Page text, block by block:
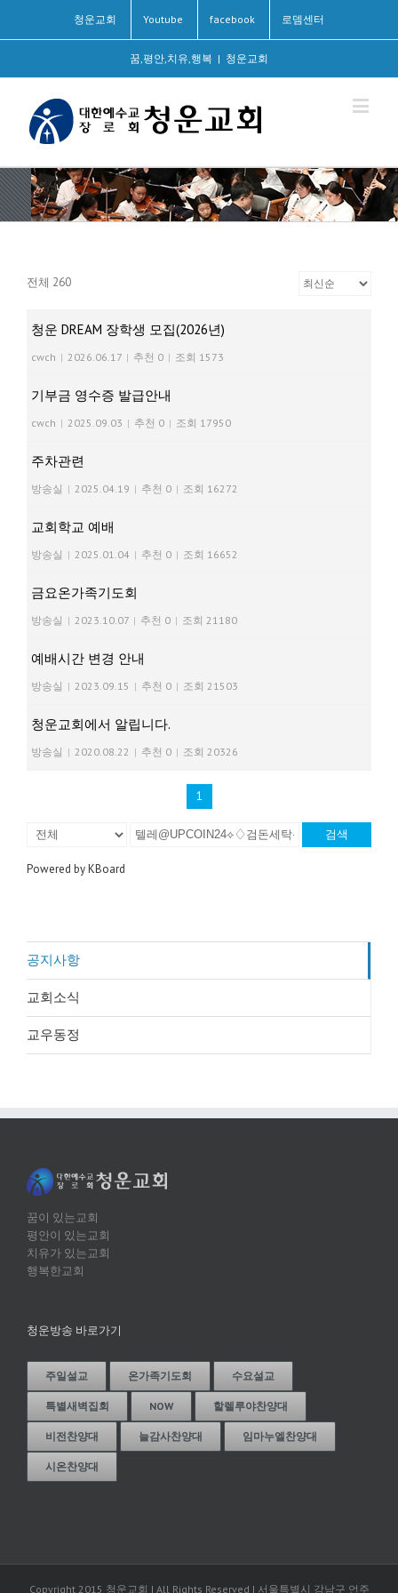
청운교회 Youtube facebook 로뎀센터
꿈,평안,치유,행복 | 청운교회
전체 260
청운 DREAM 장학생 모집(2026년)
cwch | 2026.06.17 | 추천 0 | 조회 1573
기부금 영수증 발급안내
cwch | 2025.09.03 | 추천 0 | 조회 17950
주차관련
방송실 | 2025.04.19 | 추천 0 | 조회 16272
교회학교 예배
방송실 | 2025.01.04 | 추천 0 | 조회 16652
금요온가족기도회
방송실 | 2023.10.07 | 추천 0 | 조회 21180
예배시간 변경 안내
방송실 | 2023.09.15 | 추천 0 | 조회 21503
청운교회에서 알립니다.
방송실 | 2020.08.22 | 추천 0 | 조회 20326
1
검색
Powered by KBoard
공지사항
교회소식
교우동정
꿈이 있는교회
평안이 있는교회
치유가 있는교회
행복한교회
청운방송 바로가기
주일설교 온가족기도회 수요설교
특별새벽집회 NOW 할렐루야찬양대
비전찬양대 늘감사찬양대 임마누엘찬양대
시온찬양대
Copyright 2015 청운교회 | All Rights Reserved | 서울특별시 강남구 언주